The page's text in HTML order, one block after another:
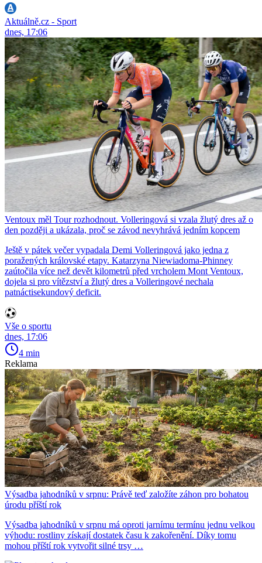
Aktuálně.cz - Sport
dnes, 17:06
Ventoux měl Tour rozhodnout. Volleringová si vzala žlutý dres až o
den později a ukázala, proč se závod nevyhrává jedním kopcem
Ještě v pátek večer vypadala Demi Volleringová jako jedna z
poražených královské etapy. Katarzyna Niewiadoma-Phinney
zaútočila více než devět kilometrů před vrcholem Mont Ventoux,
dojela si pro vítězství a žlutý dres a Volleringové nechala
patnáctisekundový deficit.
Vše o sportu
dnes, 17:06
4 min
Reklama
Výsadba jahodníků v srpnu: Právě teď založíte záhon pro bohatou
úrodu příští rok
Výsadba jahodníků v srpnu má oproti jarnímu termínu jednu velkou
výhodu: rostliny získají dostatek času k zakořenění. Díky tomu
mohou příští rok vytvořit silné trsy …